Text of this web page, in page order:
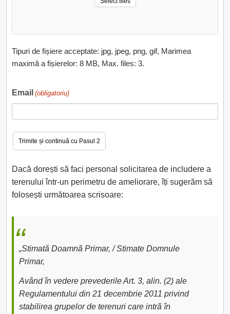
Tipuri de fișiere acceptate: jpg, jpeg, png, gif, Marimea
maximă a fișierelor: 8 MB, Max. files: 3.
Email (obligatoriu)
Dacă dorești să faci personal solicitarea de includere a
terenului într-un perimetru de ameliorare, îți sugerăm să
folosești următoarea scrisoare:
„Stimată Doamnă Primar, / Stimate Domnule
Primar,
Având în vedere prevederile Art. 3, alin. (2) ale
Regulamentului din 21 decembrie 2011 privind
stabilirea grupelor de terenuri care intră în